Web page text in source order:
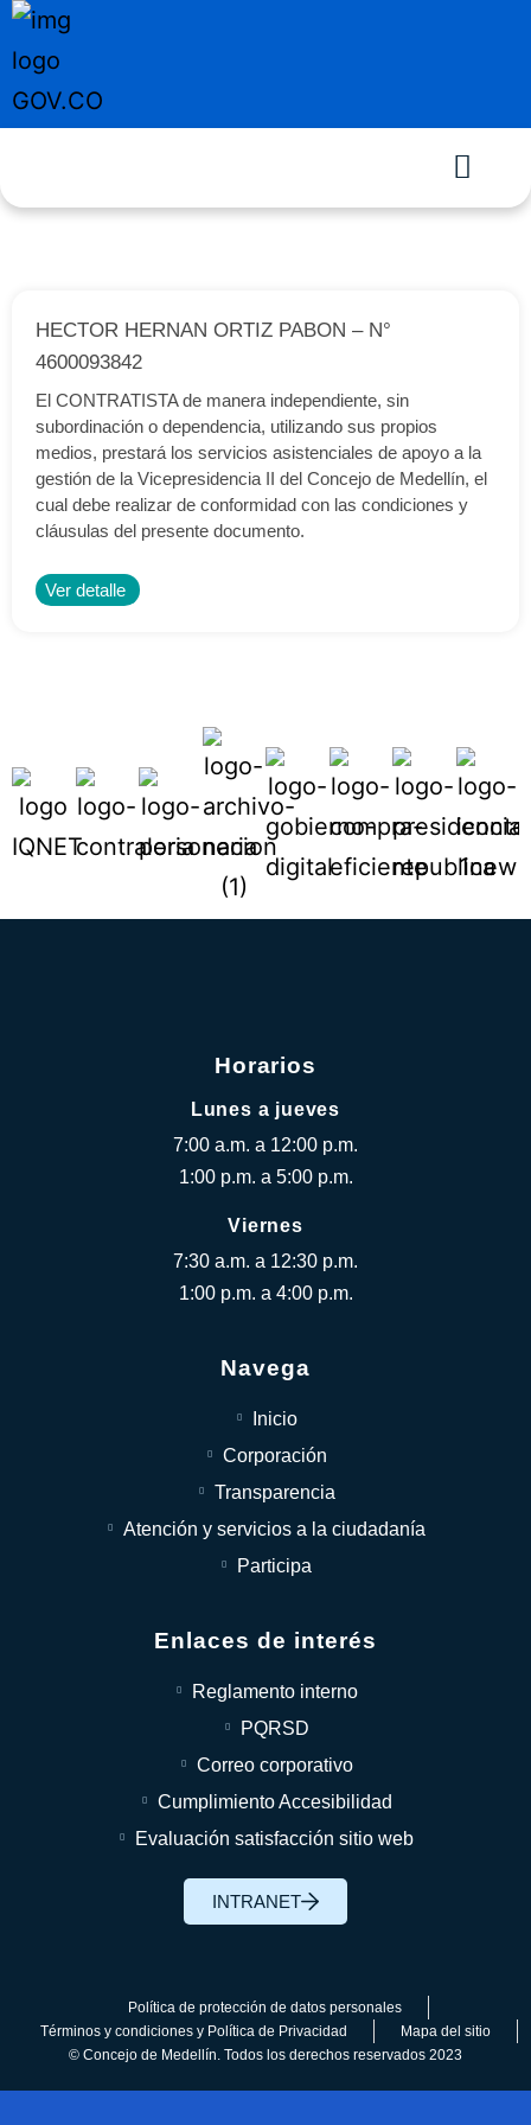
HECTOR HERNAN ORTIZ PABON – N°
4600093842
El CONTRATISTA de manera independiente, sin
subordinación o dependencia, utilizando sus propios
medios, prestará los servicios asistenciales de apoyo a la
gestión de la Vicepresidencia II del Concejo de Medellín, el
cual debe realizar de conformidad con las condiciones y
cláusulas del presente documento.
Ver detalle
Horarios
Lunes a jueves
7:00 a.m. a 12:00 p.m.
1:00 p.m. a 5:00 p.m.
Viernes
7:30 a.m. a 12:30 p.m.
1:00 p.m. a 4:00 p.m.
Navega
Inicio
Corporación
Transparencia
Atención y servicios a la ciudadanía
Participa
Enlaces de interés
Reglamento interno
PQRSD
Correo corporativo
Cumplimiento Accesibilidad
Evaluación satisfacción sitio web
INTRANET
Política de protección de datos personales
Términos y condiciones y Política de Privacidad
Mapa del sitio
© Concejo de Medellín. Todos los derechos reservados 2023